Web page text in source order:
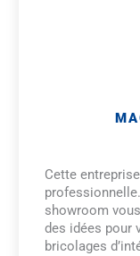
Cette
showroom
des idées pour
bricolages